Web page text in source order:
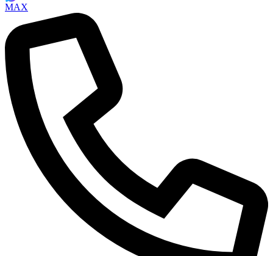
MAX